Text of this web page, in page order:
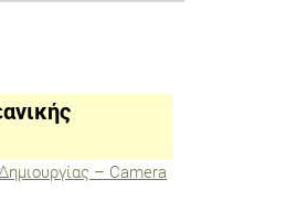
– Camera